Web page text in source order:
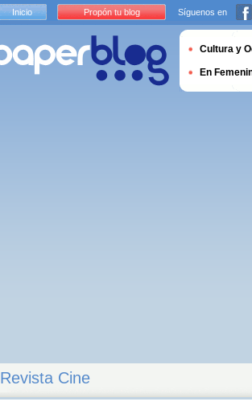
Revista Cine
Inicio Propón tu blog Síguenos en
Cultura y
En